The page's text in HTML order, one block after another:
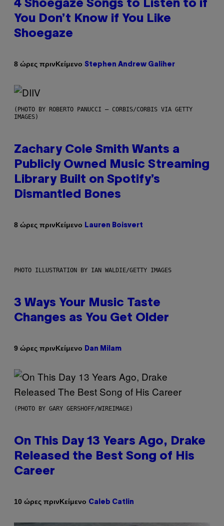
4 Shoegaze Songs to Listen to if
You Don’t Know if You Like
Shoegaze
8 ώρες πρινΚείμενο Stephen Andrew Galiher
(PHOTO BY ROBERTO PANUCCI – CORBIS/CORBIS VIA GETTY
IMAGES)
Zachary Cole Smith Wants a
Publicly Owned Music Streaming
Library Built on Spotify’s
Dismantled Bones
8 ώρες πρινΚείμενο Lauren Boisvert
PHOTO ILLUSTRATION BY IAN WALDIE/GETTY IMAGES
3 Ways Your Music Taste
Changes as You Get Older
9 ώρες πρινΚείμενο Dan Milam
(PHOTO BY GARY GERSHOFF/WIREIMAGE)
On This Day 13 Years Ago, Drake
Released the Best Song of His
Career
10 ώρες πρινΚείμενο Caleb Catlin